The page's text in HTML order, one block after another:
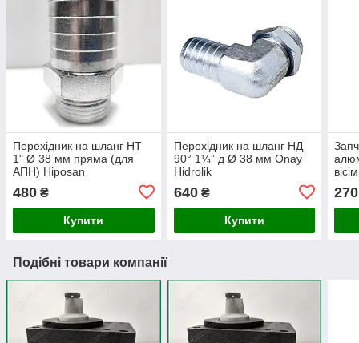
Перехідник на шланг НТ
1" Ø 38 мм пряма (для
АПН) Hiposan
480 ₴
Купити
Перехідник на шланг НД
90° 1¼” д Ø 38 мм Onay
Hidrolik
640₴
Купити
270
Подібні товари компанії